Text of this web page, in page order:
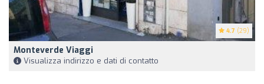
4.7 (29)
Monteverde Viaggi
Visualizza indirizzo e dati di contatto